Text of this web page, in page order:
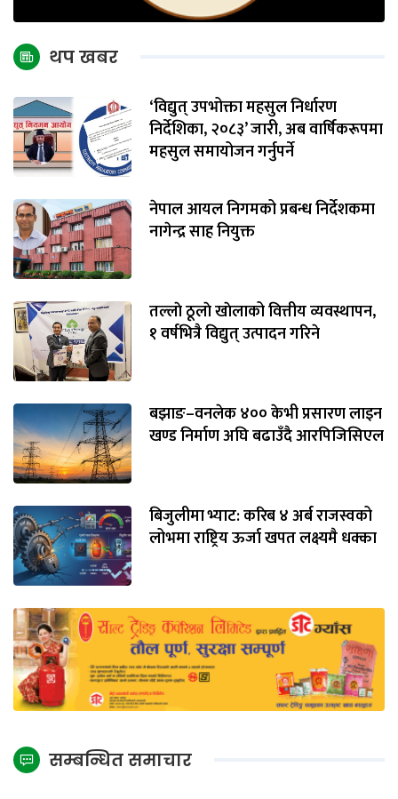
थप खबर
‘विद्युत् उपभोक्ता महसुल निर्धारण
निर्देशिका, २०८३’ जारी, अब वार्षिकरूपमा
महसुल समायोजन गर्नुपर्ने
नेपाल आयल निगमको प्रबन्ध निर्देशकमा
नागेन्द्र साह नियुक्त
तल्लाे ठूलाे खाेलाको वित्तीय व्यवस्थापन,
१ वर्षभित्रै विद्युत् उत्पादन गरिने
बझाङ–वनलेक ४०० केभी प्रसारण लाइन
खण्ड निर्माण अघि बढाउँदै आरपिजिसिएल
बिजुलीमा भ्याट: करिब ४ अर्ब राजस्वको
लोभमा राष्ट्रिय ऊर्जा खपत लक्ष्यमै धक्का
सम्बन्धित समाचार